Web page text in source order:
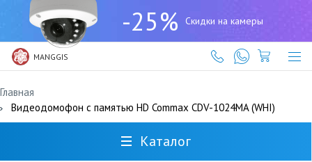
-25% Скидки на камеры
MANGGIS
(727)
317-
61-
61
Главная
Видеодомофон с памятью HD Commax CDV-1024MA (WHI)
Каталог